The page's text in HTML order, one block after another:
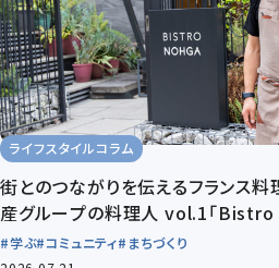
ライフスタイルコラム
街とのつながりを伝えるフランス料
産グループの料理人 vol.1「Bistro
#学ぶ#コミュニティ#まちづくり